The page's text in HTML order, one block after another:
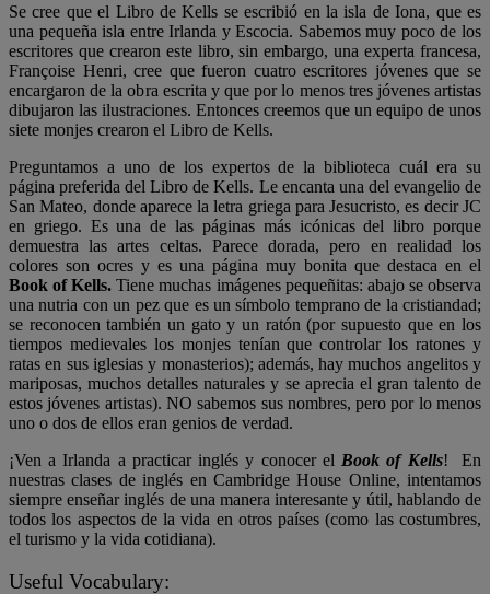
Se cree que el Libro de Kells se escribió en la isla de Iona, que es
una pequeña isla entre Irlanda y Escocia. Sabemos muy poco de los
escritores que crearon este libro, sin embargo, una experta francesa,
Françoise Henri, cree que fueron cuatro escritores jóvenes que se
encargaron de la obra escrita y que por lo menos tres jóvenes artistas
dibujaron las ilustraciones. Entonces creemos que un equipo de unos
siete monjes crearon el Libro de Kells.
Preguntamos a uno de los expertos de la biblioteca cuál era su
página preferida del Libro de Kells. Le encanta una del evangelio de
San Mateo, donde aparece la letra griega para Jesucristo, es decir JC
en griego. Es una de las páginas más icónicas del libro porque
demuestra las artes celtas. Parece dorada, pero en realidad los
colores son ocres y es una página muy bonita que destaca en el
Book of Kells.Tiene muchas imágenes pequeñitas: abajo se observa
una nutria con un pez que es un símbolo temprano de la cristiandad;
se reconocen también un gato y un ratón (por supuesto que en los
tiempos medievales los monjes tenían que controlar los ratones y
ratas en sus iglesias y monasterios); además, hay muchos angelitos y
mariposas, muchos detalles naturales y se aprecia el gran talento de
estos jóvenes artistas). NO sabemos sus nombres, pero por lo menos
uno o dos de ellos eran genios de verdad.
¡Ven a Irlanda a practicar inglés y conocer el Book of Kells! En
nuestras clases de inglés en Cambridge House Online, intentamos
siempre enseñar inglés de una manera interesante y útil, hablando de
todos los aspectos de la vida en otros países (como las costumbres,
el turismo y la vida cotidiana).
Useful Vocabulary: